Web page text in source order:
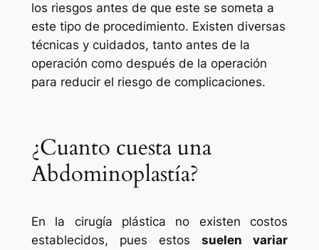
los riesgos antes de que este se someta a
este tipo de procedimiento. Existen diversas
técnicas y cuidados, tanto antes de la
operación como después de la operación
para reducir el riesgo de complicaciones.
¿Cuanto cuesta una
Abdominoplastía?
En la cirugía plástica no existen costos
establecidos, pues estossuelen variar